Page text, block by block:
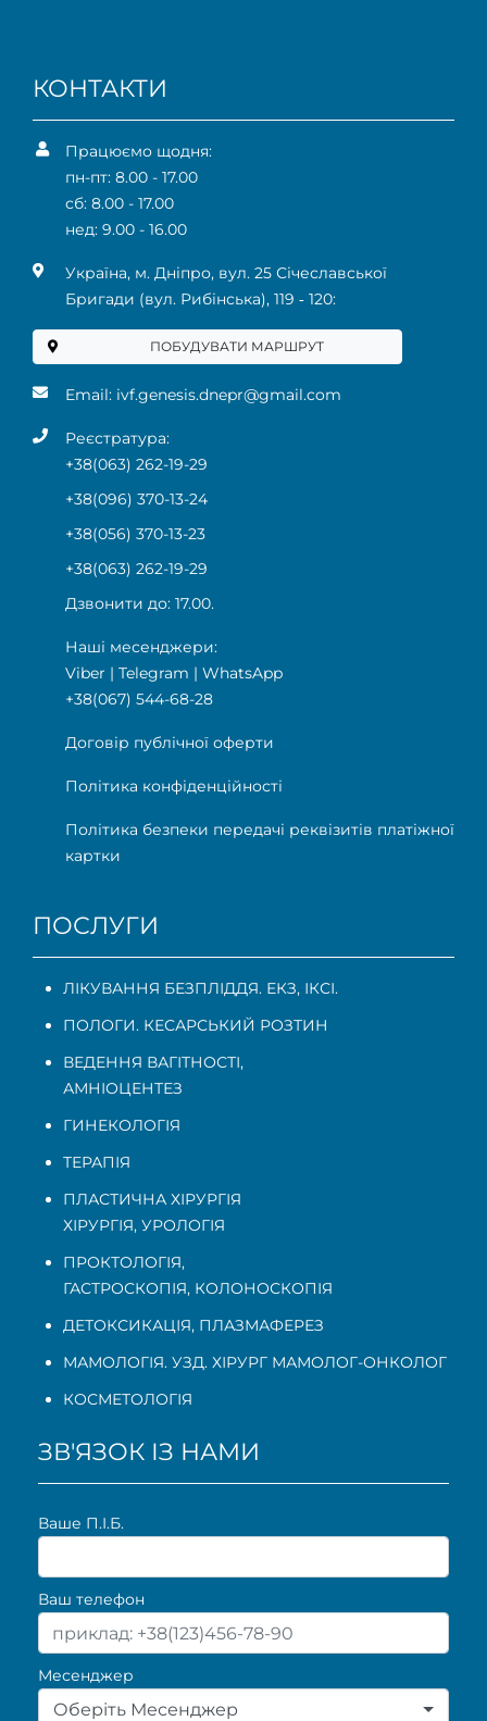
КОНТАКТИ
Працюємо щодня:
пн-пт: 8.00 - 17.00
сб: 8.00 - 17.00
нед: 9.00 - 16.00
Українa, м. Дніпро, вул. 25 Січеславської
Бригади (вул. Рибінська), 119 ‑ 120:
ПОБУДУВАТИ МАРШРУТ
Email: ivf.genesis.dnepr@gmail.com
Реєстратура:
+38(063) 262-19-29
+38(096) 370-13-24
+38(056) 370-13-23
+38(063) 262-19-29
Дзвонити до: 17.00.
Наші месенджери:
Viber | Telegram | WhatsApp
+38(067) 544-68-28
Договір публічної оферти
Політика конфіденційності
Політика безпеки передачі реквізитів платіжної
картки
ПОСЛУГИ
ЛІКУВАННЯ БЕЗПЛІДДЯ. ЕКЗ, ІКСІ.
ПОЛОГИ. КЕСАРСЬКИЙ РОЗТИН
ВЕДЕННЯ ВАГІТНОСТІ,
АМНІОЦЕНТЕЗ
ГИНЕКОЛОГІЯ
ТЕРАПІЯ
ПЛАСТИЧНА ХІРУРГІЯ
ХІРУРГІЯ, УРОЛОГІЯ
ПРОКТОЛОГІЯ,
ГАСТРОСКОПІЯ, КОЛОНОСКОПІЯ
ДЕТОКСИКАЦІЯ, ПЛАЗМАФЕРЕЗ
МАМОЛОГІЯ. УЗД. ХІРУРГ МАМОЛОГ-ОНКОЛОГ
КОСМЕТОЛОГІЯ
ЗВ'ЯЗОК ІЗ НАМИ
Ваше П.I.Б.
Ваш телефон
Месенджер
Оберіть Месенджер